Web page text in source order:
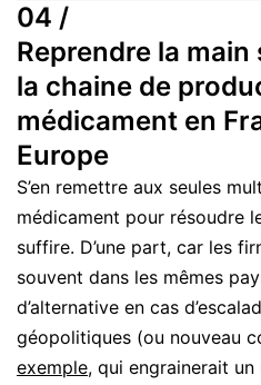
04 /
Reprendre la main
la chaine de
médicament en
Europe
S’en remettre aux seules
médicament pour résoudre
suffire. D’une part, car les
souvent dans les mêmes
d’alternative en cas
géopolitiques (ou nouveau
exemple, qui engrainerait